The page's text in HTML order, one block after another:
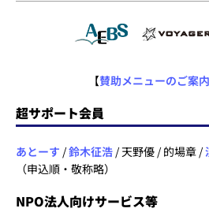
【賛助メニューのご案
超サポート会員
あとーす /鈴木征浩 / 天野優 / 的場章 /
（申込順・敬称略）
NPO法人向けサービス等